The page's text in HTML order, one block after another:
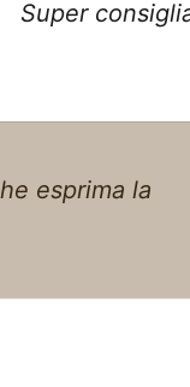
Super
esprima la